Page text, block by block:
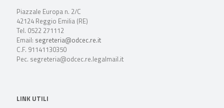
Piazzale Europa n. 2/C
42124 Reggio Emilia (RE)
Tel. 0522 271112
Email: segreteria@odcec.re.it
C.F. 91141130350
Pec. segreteria@odcec.re.legalmail.it
LINK UTILI